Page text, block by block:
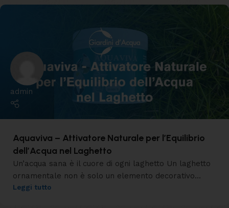
admin
Aquaviva – Attivatore Naturale per l’Equilibrio
dell’Acqua nel Laghetto
Un’acqua sana è il cuore di ogni laghetto Un laghetto
ornamentale non è solo un elemento decorativo...
Leggi tutto